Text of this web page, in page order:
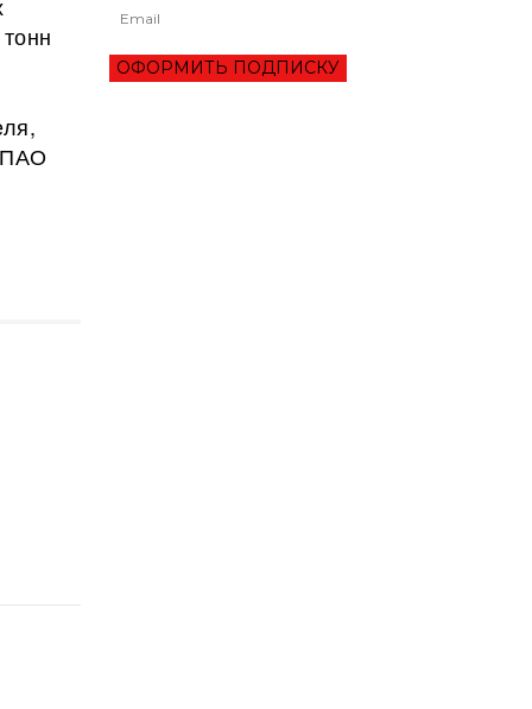
ПАО
ОФОРМИТЬ ПОДПИСКУ